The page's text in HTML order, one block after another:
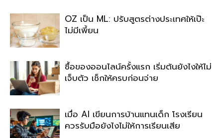
OZ เป็น ML: ปรับสูตรต่างประเทศให้เป๊ะ
ไม่มีเพี้ยน
ซื้อของออนไลน์ครั้งแรก เริ่มต้นยังไงให้ไม่
เจ็บตัว เช็กให้ครบก่อนจ่าย
เมื่อ AI เขียนการบ้านแทนเด็ก โรงเรียน
ควรรับมือยังไงไม่ให้การเรียนเสีย